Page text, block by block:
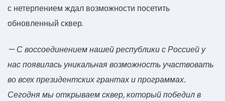
с нетерпением ждал возможности посетить
обновленный сквер.
— С воссоединением нашей республики с Россией у
нас появилась уникальная возможность участвовать
во всех президентских грантах и программах.
Сегодня мы открываем сквер, который победил в